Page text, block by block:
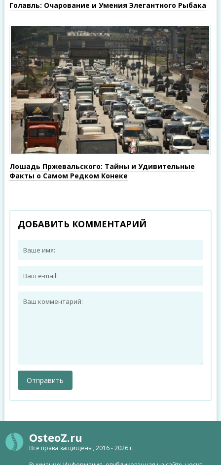
Голавль: Очарование и Умения Элегантного Рыбака
Лошадь Пржевальского: Тайны и Удивительные
Факты о Самом Редком Конеке
ДОБАВИТЬ КОММЕНТАРИЙ
OsteoZ.ru
Все права защищены, 2016 - 2026 г.